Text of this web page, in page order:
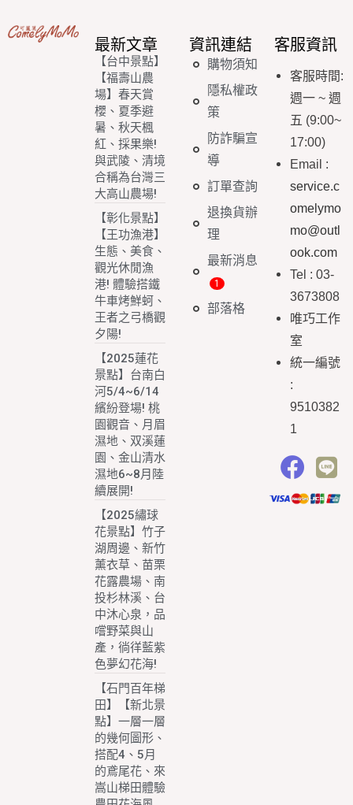
最新文章
【台中景點】
【福壽山農
場】春天賞
櫻、夏季避
暑、秋天楓
紅、採果樂!
與武陵、清境
合稱為台灣三
大高山農場!
【彰化景點】
【王功漁港】
生態、美食、
觀光休閒漁
港! 體驗搭鐵
牛車烤鮮蚵、
王者之弓橋觀
夕陽!
【2025蓮花
景點】台南白
河5/4~6/14
繽紛登場! 桃
園觀音、月眉
濕地、双溪蓮
園、金山清水
濕地6~8月陸
續展開!
【2025繡球
花景點】竹子
湖周邊、新竹
薰衣草、苗栗
花露農場、南
投杉林溪、台
中沐心泉，品
嚐野菜與山
產，徜徉藍紫
色夢幻花海!
【石門百年梯
田】【新北景
點】一層一層
的幾何圖形、
搭配4、5月
的鳶尾花、來
嵩山梯田體驗
資訊連結
購物須知
隱私權政
策
防詐騙宣
導
訂單查詢
退換貨辦
理
最新消息
部落格
客服資訊
客服時間:
週一 ~ 週
五 (9:00~
17:00)
Email :
service.c
omelymo
mo@outl
ook.com
Tel : 03-
3673808
唯巧工作
室
統一編號
:
9510382
1